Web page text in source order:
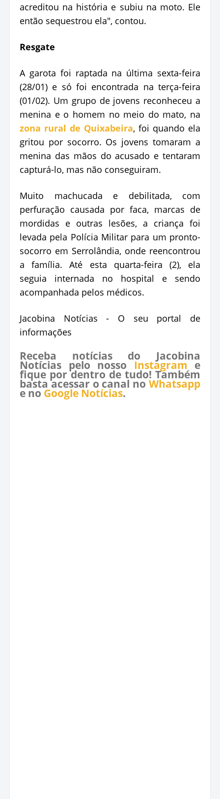
acreditou na história e subiu na moto. Ele
então sequestrou ela", contou.
Resgate
A garota foi raptada na última sexta-feira
(28/01) e só foi encontrada na terça-feira
(01/02). Um grupo de jovens reconheceu a
menina e o homem no meio do mato, na
zona rural de Quixabeira, foi quando ela
gritou por socorro. Os jovens tomaram a
menina das mãos do acusado e tentaram
capturá-lo, mas não conseguiram.
Muito machucada e debilitada, com
perfuração causada por faca, marcas de
mordidas e outras lesões, a criança foi
levada pela Polícia Militar para um pronto-
socorro em Serrolândia, onde reencontrou
a família. Até esta quarta-feira (2), ela
seguia internada no hospital e sendo
acompanhada pelos médicos.
Jacobina Notícias - O seu portal de
informações
Receba notícias do Jacobina
Notícias pelo nosso Instagram e
fique por dentro de tudo! Também
basta acessar o canal no Whatsapp
e no Google Notícias.